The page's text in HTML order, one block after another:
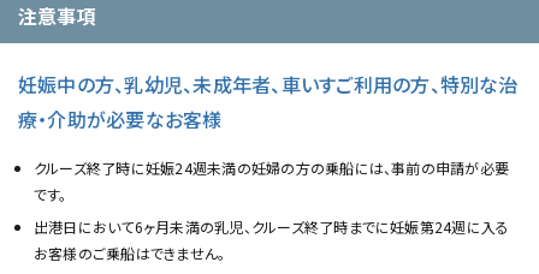
注意事項
妊娠中の方、乳幼児、未成年者、車いすご利用の方、特別な治
療・介助が必要なお客様
クルーズ終了時に妊娠24週未満の妊婦の方の乗船には、事前の申請が必要
です。
出港日において6ヶ月未満の乳児、クルーズ終了時までに妊娠第24週に入る
お客様のご乗船はできません。